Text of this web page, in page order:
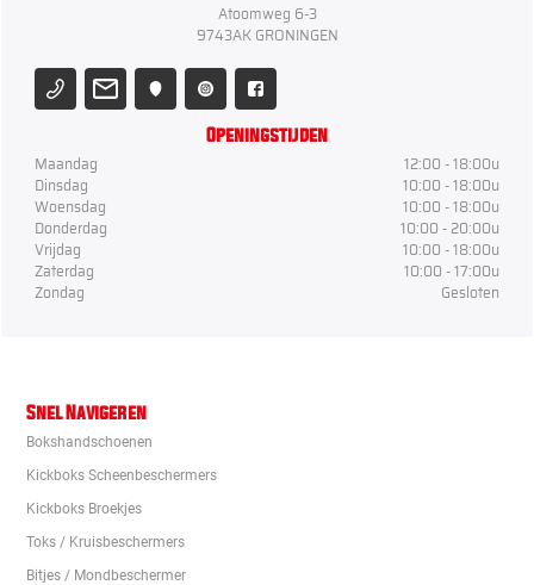
Atoomweg 6-3
9743AK GRONINGEN
Openingstijden
Maandag
12:00 - 18:00u
Dinsdag
10:00 - 18:00u
Woensdag
10:00 - 18:00u
Donderdag
10:00 - 20:00u
Vrijdag
10:00 - 18:00u
Zaterdag
10:00 - 17:00u
Zondag
Gesloten
Snel Navigeren
Bokshandschoenen
Kickboks Scheenbeschermers
Kickboks Broekjes
Toks / Kruisbeschermers
Bitjes / Mondbeschermer